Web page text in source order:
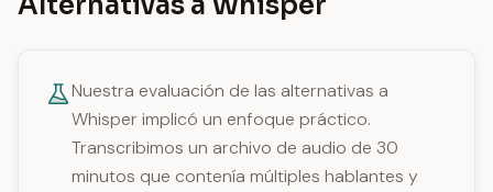
Nuestra evaluación de las alternativas a
Whisper implicó un enfoque práctico.
Transcribimos un archivo de audio de 30
minutos que contenía múltiples hablantes y